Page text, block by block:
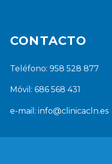
CONTACTO
Teléfono: 958 528 877
Móvil: 686 568 431
e-mail: info@clinicacln.es